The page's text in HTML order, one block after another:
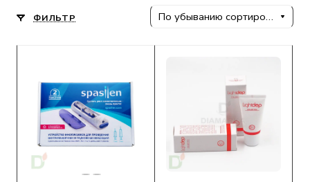
ФИЛЬТР По убыванию сортировки